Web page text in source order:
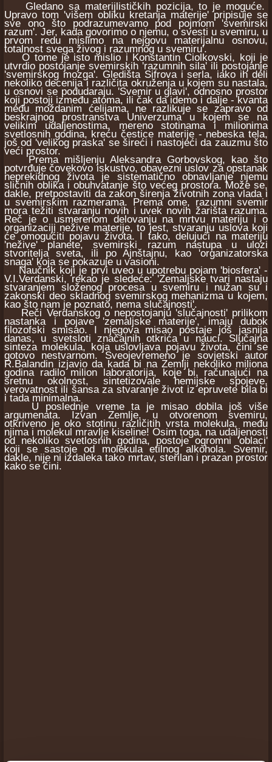
Gledano sa materijlističkih pozicija, to je moguće.
Upravo tom 'višem obliku kretanja materije' pripisuje se
sve ono što podrazumevamo pod pojmom 'svemirski
razum'. Jer, kada govorimo o njemu, o svesti u svemiru, u
prvom redu mislimo na nejgovu materijalnu osnovu,
totalnost svega živog i razumnog u svemiru'.
O tome je isto mislio i Konstantin Ciolkovski, koji je
utvrdio postojanje svemirskih 'razumnih sila' ili postojanje
'svemirskog mozga'. Gledišta Sifrova i serla, iako ih deli
nekoliko decenija i različita okruženja u kojem su nastala,
u osnovi se podudaraju. 'Svemir u glavi', odnosno prostor
koji postoji između atoma, ili čak da idemo i dalje - kvanta
među moždanim ćelijama, ne razlikuje se zapravo od
beskrajnog prostranstva Univerzuma u kojem se na
velikim udaljenostima, mereno stotinama i milionima
svetlosnih godina, kreću čestice materije - nebeska tela,
još od 'velikog praska' se šireći i nastojeći da zauzmu što
veći prostor.
Prema mišljenju Aleksandra Gorbovskog, kao što
potvrđuje čovekovo iskustvo, obavezni uslov za opstanak
neprekidnog života je sistematično obnavljanje njemu
sličnih oblika i obuhvatanje što većeg prostora. Može se,
dakle, pretpostaviti da zakon širenja životnih zona vlada i
u svemirskim razmerama. Prema ome, razumni svemir
mora težiti stvaranju novih i uvek novih žarišta razuma.
Reč je o usmerenom delovanju na mrtvu materiju i o
organizaciji nežive materije, to jest, stvaranju uslova koji
će omogućiti pojavu života. I tako, delujući na materiju
'nežive' planete, svemirski razum nastupa u ulozi
stvoritelja sveta, ili po Ajnštajnu, kao 'organizatorska
snaga' koja se pokazuje u vasioni.
Naučnik koji je prvi uveo u upotrebu pojam 'biosfera' -
V.I.Verdanski, rekao je sledeće: 'Zemaljske tvari nastaju
stvaranjem složenog procesa u svemiru i nužan su i
zakonski deo skladnog svemirskog mehanizma u kojem,
kao što nam je poznato, nema slučajnosti'.
Reči Verdanskog o nepostojanju 'slučajnosti' prilikom
nastanka i pojave 'zemaljske materije', imaju dubok
filozofski smisao. I njegova misao postaje još jasnija
danas, u svetsloti značajnih otkrića u nauci. Slučajna
sinteza molekula, koja uslovljava pojavu života, čini se
gotovo nestvarnom. Sveojevremeno je sovjetski autor
R.Balandin izjavio da kada bi na Zemlji nekoliko miliona
godina radilo milion laboratorija, koje bi, računajući na
sretnu okolnost, sintetizovale hemijske spojeve,
verovatnost ili šansa za stvaranje život iz epruvete bila bi
i tada minimalna.
U poslednje vreme ta je misao dobila još više
argumenata. Izvan Zemlje, u otvorenom svemiru,
otkriveno je oko stotinu različitih vrsta molekula, među
njima i molekul mravlje kiseline! Osim toga, na udaljenosti
od nekoliko svetlosnih godina, postoje ogromni 'oblaci'
koji se sastoje od molekula etilnog alkohola. Svemir,
dakle, nije ni izdaleka tako mrtav, sterilan i prazan prostor
kako se čini.